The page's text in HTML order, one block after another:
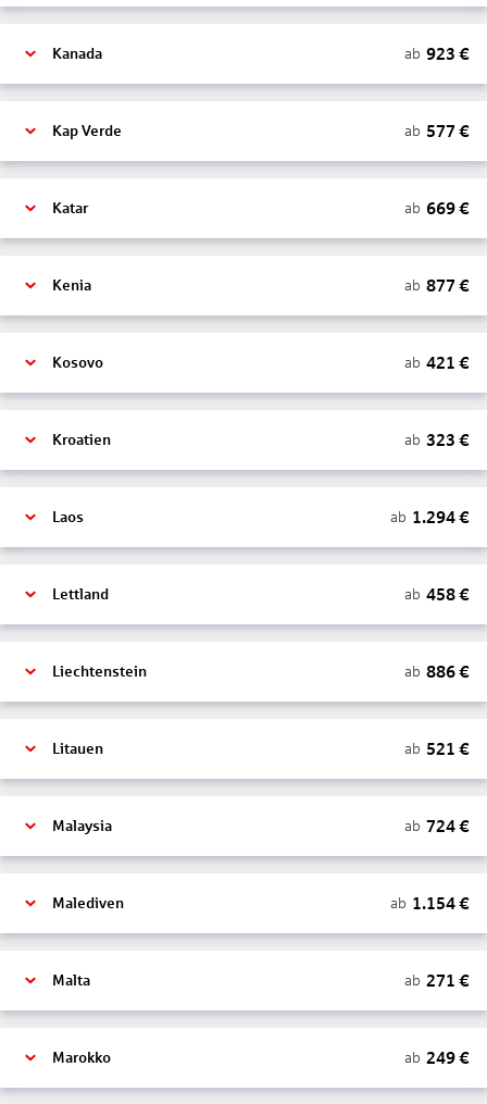
Kanada ab 923 €
Kap Verde ab 577 €
Katar ab 669€
Kenia ab 877 €
Kosovo ab 421 €
Kroatien ab 323 €
Laos ab 1.294€
Lettland ab 458€
Liechtenstein ab 886€
Litauen ab 521 €
Malaysia ab 724€
Malediven ab 1.154€
Malta ab 271 €
Marokko ab 249€